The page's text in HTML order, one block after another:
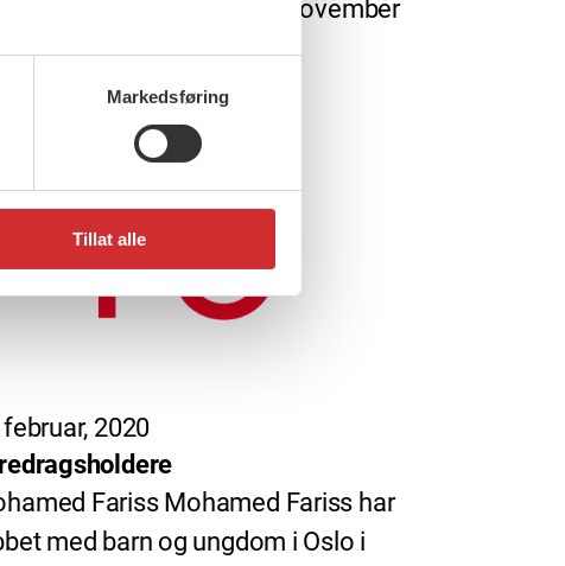
Markedsføring
Tillat alle
09.00 – fredag 4. november
2020
Fariss Mohamed Fariss har
med barn og ungdom i Oslo i